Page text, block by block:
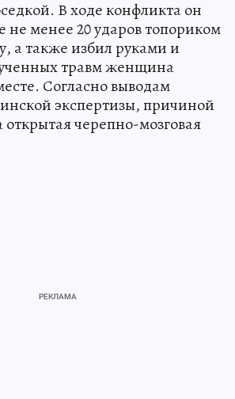
В ходе конфликта он
менее 20 ударов топориком
а также избил руками и
травм женщина
Согласно выводам
экспертизы, причиной
открытая черепно-мозговая